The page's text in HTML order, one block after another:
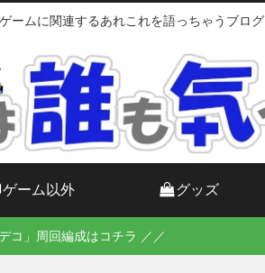
ームに関連するあれこれを語っちゃうブログ
ゲーム以外 グッズ
コ」周回編成はコチラ ／／